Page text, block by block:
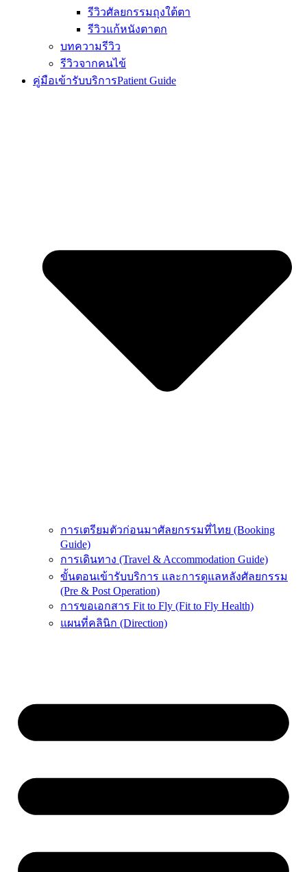
รีวิวศัลยกรรมถุงใต้ตา
รีวิวแก้หนังตาตก
บทความรีวิว
รีวิวจากคนไข้
คู่มือเข้ารับบริการPatient Guide
การเตรียมตัวก่อนมาศัลยกรรมที่ไทย (Booking
Guide)
การเดินทาง (Travel & Accommodation Guide)
ขั้นตอนเข้ารับบริการ และการดูแลหลังศัลยกรรม
(Pre & Post Operation)
การขอเอกสาร Fit to Fly (Fit to Fly Health)
แผนที่คลินิก (Direction)